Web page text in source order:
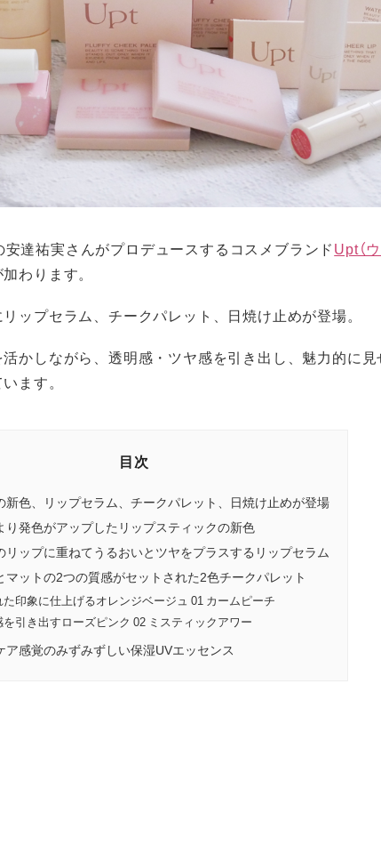
安達祐実さんがプロデュースするコスメブランドUpt（
わります。
ップセラム、チークパレット、日焼け止めが登場。
かしながら、透明感・ツヤ感を引き出し、魅力的に見
ます。
目次
新色、リップセラム、チークパレット、日焼け止めが登場
り発色がアップしたリップスティックの新色
リップに重ねてうるおいとツヤをプラスするリップセラム
マットの2つの質感がセットされた2色チークパレット
た印象に仕上げるオレンジベージュ 01 カームピーチ
引き出すローズピンク 02 ミスティックアワー
ア感覚のみずみずしい保湿UVエッセンス